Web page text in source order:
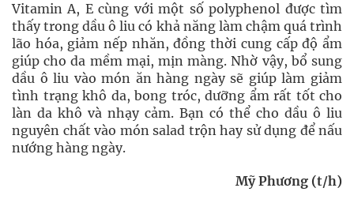
thấy trong dầu ô liu có khả năng làm chậm quá trình
lão hóa, giảm nếp nhăn, đồng thời cung cấp độ ẩm
giúp cho da mềm mại, mịn màng. Nhờ vậy, bổ sung
dầu ô liu vào món ăn hàng ngày sẽ giúp làm giảm
tình trạng khô da, bong tróc, dưỡng ẩm rất tốt cho
làn da khô và nhạy cảm.‏ Bạn có thể cho dầu ô liu
nguyên chất vào món salad trộn hay sử dụng để nấu
nướng hàng ngày.
Mỹ Phương (t/h)